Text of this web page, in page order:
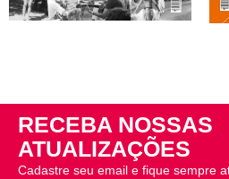
RECEBA NOSSAS
ATUALIZAÇÕES
Cadastre seu email e fique sempre